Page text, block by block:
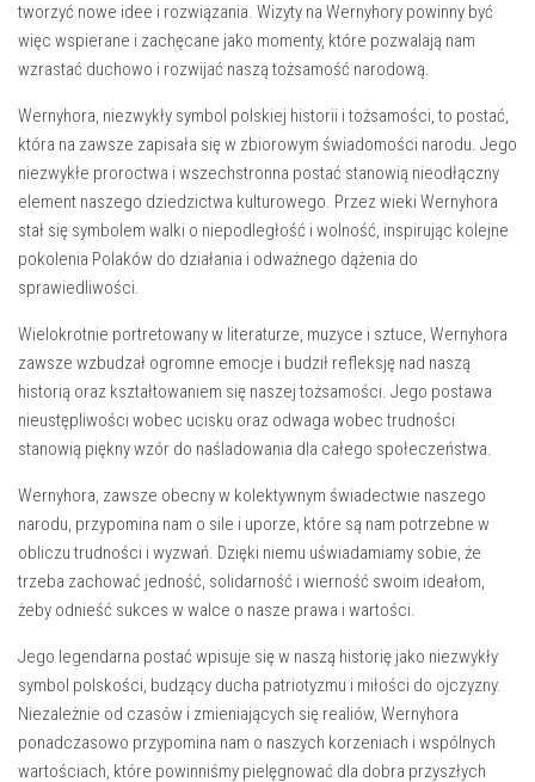
tworzyć ⁢nowe idee ⁣i rozwiązania. Wizyty ⁤na Wernyhory powinny być
⁤więc wspierane i zachęcane jako momenty, ⁣które pozwalają nam⁢
wzrastać duchowo i ‌rozwijać ‍naszą‍ tożsamość​ narodową.
Wernyhora, ⁣niezwykły ​symbol polskiej historii i‌ tożsamości,‍ to postać,
⁤która na⁤ zawsze ‌zapisała się w zbiorowym świadomości narodu. Jego
niezwykłe proroctwa⁢ i wszechstronna postać stanowią nieodłączny
element​ naszego dziedzictwa ⁣kulturowego.​ Przez wieki ⁣Wernyhora
‌stał się symbolem walki ​o⁤ niepodległość i ‍wolność,⁢ inspirując kolejne
pokolenia Polaków do działania i⁣ odważnego ‌dążenia⁤ do⁣
sprawiedliwości.
Wielokrotnie portretowany w literaturze, muzyce i sztuce, Wernyhora
zawsze wzbudzał ogromne⁢ emocje i ‍budził refleksję nad naszą
historią oraz kształtowaniem​ się naszej ⁢tożsamości. Jego postawa
nieustępliwości wobec ucisku oraz odwaga ⁢wobec⁤ trudności​
stanowią piękny wzór do naśladowania dla⁢ całego społeczeństwa.
Wernyhora, zawsze obecny w kolektywnym ‌świadectwie naszego
narodu, przypomina‍ nam o‌ sile i uporze, które są nam potrzebne w
obliczu trudności i wyzwań. Dzięki ‍niemu uświadamiamy sobie, że
trzeba zachować jedność,‍ solidarność i wierność swoim ideałom,
żeby ⁢odnieść sukces‌ w walce o ‌nasze‍ prawa i wartości.
Jego legendarna postać wpisuje się w naszą historię jako⁤ niezwykły
symbol⁣ polskości, ‍budzący ⁣ducha patriotyzmu i miłości do ojczyzny.
Niezależnie‍ od czasów i ‌zmieniających ‍się realiów, Wernyhora
ponadczasowo przypomina nam o naszych ​korzeniach i wspólnych
wartościach, które powinniśmy pielęgnować dla dobra przyszłych